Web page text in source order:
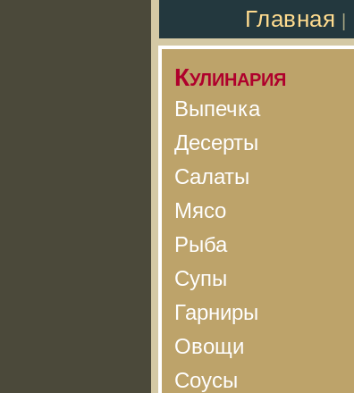
Главная
Кулинария
Выпечка
Десерты
Салаты
Мясо
Рыба
Супы
Гарниры
Овощи
Соусы